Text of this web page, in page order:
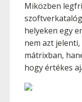
Miközben
helyeken egy
nem azt
mátrixban,
hogy értékes